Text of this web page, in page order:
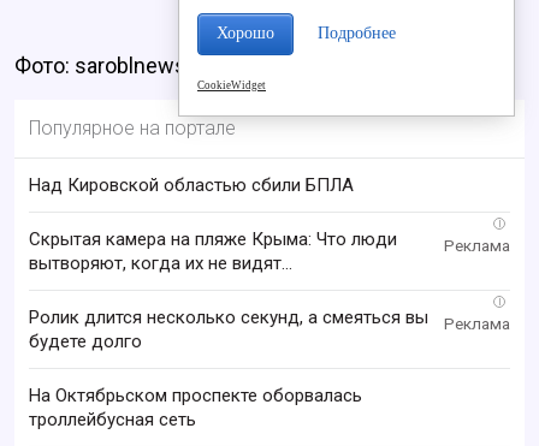
Фото: saroblnews.ru
Популярное на портале
Над Кировской областью сбили БПЛА
i
Скрытая камера на пляже Крыма: Что люди
вытворяют, когда их не видят...
i
Ролик длится несколько секунд, а смеяться вы
будете долго
На Октябрьском проспекте оборвалась
троллейбусная сеть
Хорошо Подробнее
CookieWidget